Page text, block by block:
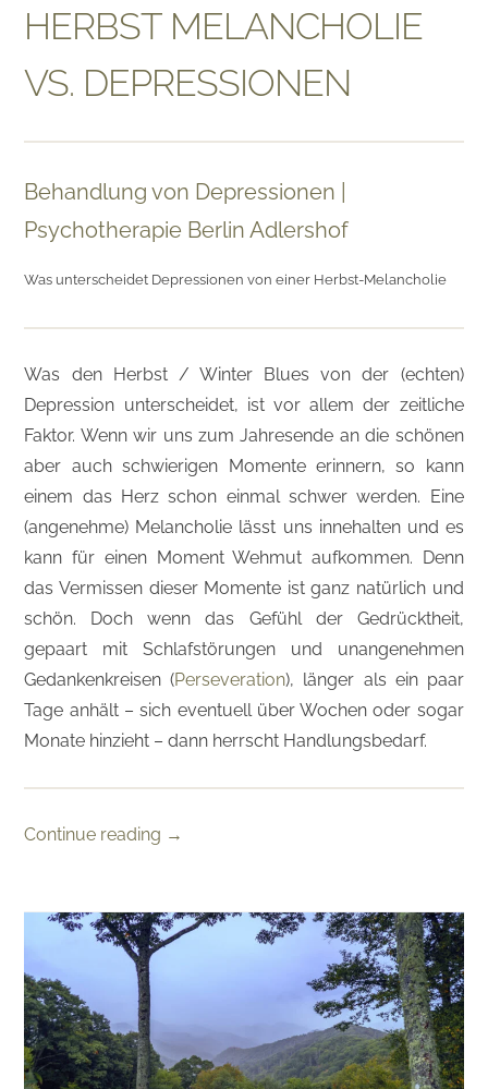
HERBST MELANCHOLIE
VS. DEPRESSIONEN
Behandlung von Depressionen |
Psychotherapie Berlin Adlershof
Was unterscheidet Depressionen von einer Herbst-Melancholie
Was den Herbst / Winter Blues von der (echten)
Depression unterscheidet, ist vor allem der zeitliche
Faktor. Wenn wir uns zum Jahresende an die schönen
aber auch schwierigen Momente erinnern, so kann
einem das Herz schon einmal schwer werden. Eine
(angenehme) Melancholie lässt uns innehalten und es
kann für einen Moment Wehmut aufkommen. Denn
das Vermissen dieser Momente ist ganz natürlich und
schön. Doch wenn das Gefühl der Gedrücktheit,
gepaart mit Schlafstörungen und unangenehmen
Gedankenkreisen (Perseveration), länger als ein paar
Tage anhält – sich eventuell über Wochen oder sogar
Monate hinzieht – dann herrscht Handlungsbedarf.
Continue reading →